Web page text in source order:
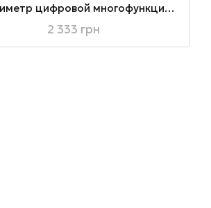
Мультиметр цифровой многофункциональный
2 333 грн